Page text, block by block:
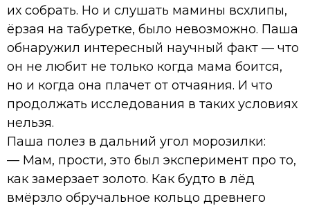
их собрать. Но и слушать мамины всхлипы,
ёрзая на табуретке, было невозможно. Паша
обнаружил интересный научный факт — что
он не любит не только когда мама боится,
но и когда она плачет от отчаяния. И что
продолжать исследования в таких условиях
нельзя.
Паша полез в дальний угол морозилки:
— Мам, прости, это был эксперимент про то,
как замерзает золото. Как будто в лёд
вмёрзло обручальное кольцо древнего